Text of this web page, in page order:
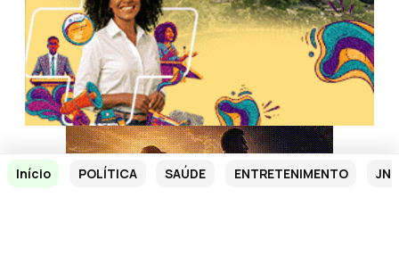
Início POLÍTICA SAÚDE ENTRETENIMENTO JN